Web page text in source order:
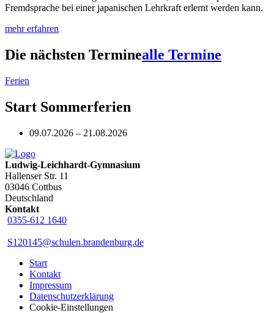
Fremdsprache bei einer japanischen Lehrkraft erlernt werden kann.
mehr erfahren
Die nächsten Terminealle Termine
Ferien
Start Sommerferien
09.07.2026 – 21.08.2026
Ludwig-Leichhardt-Gymnasium
Hallenser Str. 11
03046 Cottbus
Deutschland
Kontakt
0355-612 1640
S120145@schulen.brandenburg.de
Start
Kontakt
Impressum
Datenschutzerklärung
Cookie-Einstellungen